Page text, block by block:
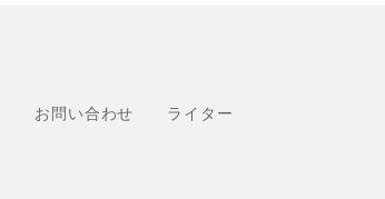
お問い合わせ ライター